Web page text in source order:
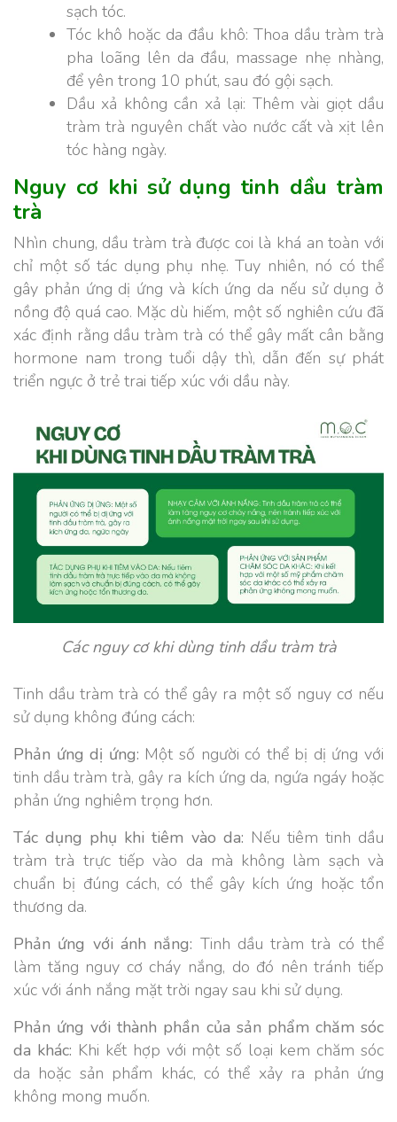
sạch tóc.
Tóc khô hoặc da đầu khô: Thoa dầu tràm trà
pha loãng lên da đầu, massage nhẹ nhàng,
để yên trong 10 phút, sau đó gội sạch.
Dầu xả không cần xả lại: Thêm vài giọt dầu
tràm trà nguyên chất vào nước cất và xịt lên
tóc hàng ngày.
Nguy cơ khi sử dụng tinh dầu tràm
trà
Nhìn chung, dầu tràm trà được coi là khá an toàn với
chỉ một số tác dụng phụ nhẹ. Tuy nhiên, nó có thể
gây phản ứng dị ứng và kích ứng da nếu sử dụng ở
nồng độ quá cao. Mặc dù hiếm, một số nghiên cứu đã
xác định rằng dầu tràm trà có thể gây mất cân bằng
hormone nam trong tuổi dậy thì, dẫn đến sự phát
triển ngực ở trẻ trai tiếp xúc với dầu này.
Các nguy cơ khi dùng tinh dầu tràm trà
Tinh dầu tràm trà có thể gây ra một số nguy cơ nếu
sử dụng không đúng cách:
Phản ứng dị ứng: Một số người có thể bị dị ứng với
tinh dầu tràm trà, gây ra kích ứng da, ngứa ngáy hoặc
phản ứng nghiêm trọng hơn.
Tác dụng phụ khi tiêm vào da: Nếu tiêm tinh dầu
tràm trà trực tiếp vào da mà không làm sạch và
chuẩn bị đúng cách, có thể gây kích ứng hoặc tổn
thương da.
Phản ứng với ánh nắng: Tinh dầu tràm trà có thể
làm tăng nguy cơ cháy nắng, do đó nên tránh tiếp
xúc với ánh nắng mặt trời ngay sau khi sử dụng.
Phản ứng với thành phần của sản phẩm chăm sóc
da khác: Khi kết hợp với một số loại kem chăm sóc
da hoặc sản phẩm khác, có thể xảy ra phản ứng
không mong muốn.